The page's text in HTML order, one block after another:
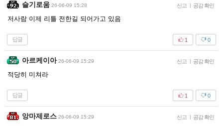
슬기로움 26-06-09 15:28 신고 | 공감 확인
저사람 이제 리틀 전한길 되어가고 있음
답글 0
1
아르케이아 26-06-09 15:29 신고 | 공감 확인
적당히 미쳐라
답글 0
1
앙마제로스 26-06-09 15:29 신고 | 공감 확인